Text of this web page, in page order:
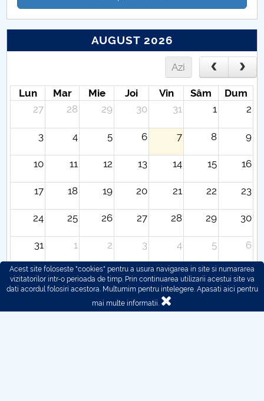
AUGUST 2026
Azi
Lun Mar Mie Joi Vin Sâm
Dum
27
28 29 30 31 1 2
3 4 5 6 7 8 9
10 11 12 13 14 15 16
17 18 19 20 21 22 23
24 25 26 27 28 29 30
31 1 2 3 4 5 6
Acest site foloseste "cookies" pentru a usura navigarea in site si numararea
vizitatorilor intr-o perioada de timp. Prin continuarea utilizarii acestui site va
dati acordul folosiri acestora. Multumim pentru intelegere. Apasati aici pentru
mai multe informatii.